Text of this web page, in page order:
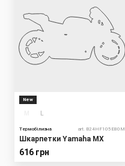
New
Термобілизна art. B24HF105E80M
Шкарпетки Yamaha MX
616 грн